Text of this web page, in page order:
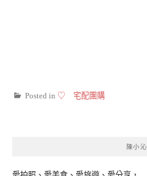
Posted in ♡ 宅配團購
陳小沁